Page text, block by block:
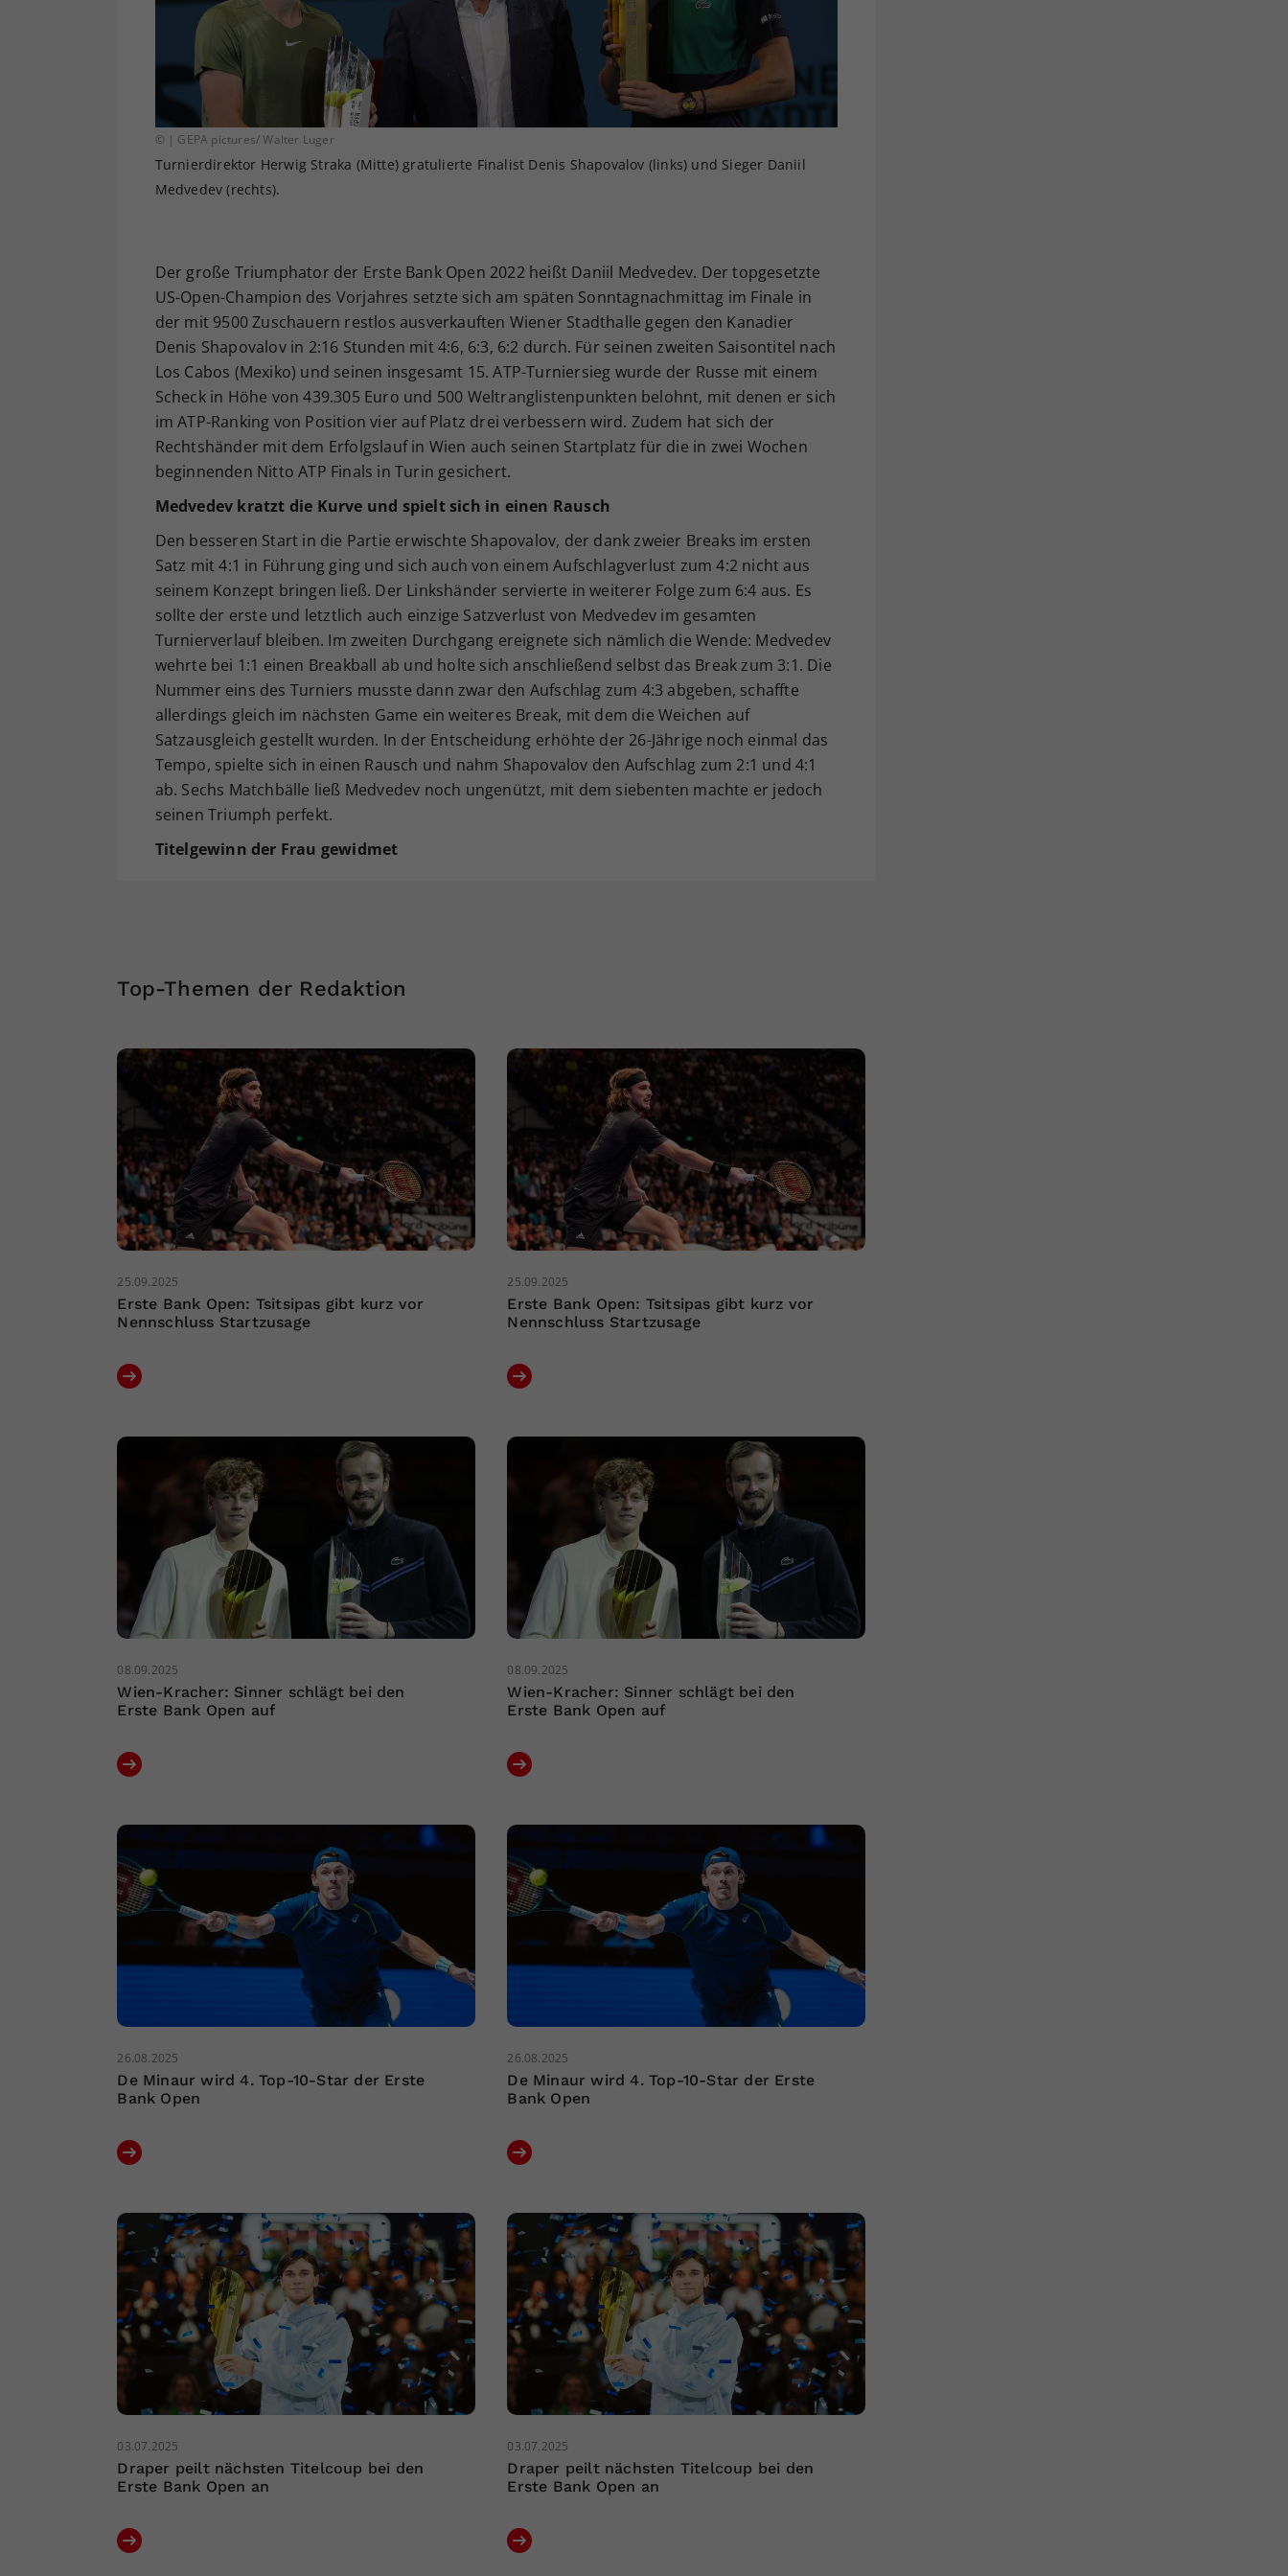
© | GEPA pictures/ Walter Luger
Turnierdirektor Herwig Straka (Mitte) gratulierte Finalist Denis Shapovalov (links) und Sieger Daniil
Medvedev (rechts).
Der große Triumphator der Erste Bank Open 2022 heißt Daniil Medvedev. Der topgesetzte
US-Open-Champion des Vorjahres setzte sich am späten Sonntagnachmittag im Finale in
der mit 9500 Zuschauern restlos ausverkauften Wiener Stadthalle gegen den Kanadier
Denis Shapovalov in 2:16 Stunden mit 4:6, 6:3, 6:2 durch. Für seinen zweiten Saisontitel nach
Los Cabos (Mexiko) und seinen insgesamt 15. ATP-Turniersieg wurde der Russe mit einem
Scheck in Höhe von 439.305 Euro und 500 Weltranglistenpunkten belohnt, mit denen er sich
im ATP-Ranking von Position vier auf Platz drei verbessern wird. Zudem hat sich der
Rechtshänder mit dem Erfolgslauf in Wien auch seinen Startplatz für die in zwei Wochen
beginnenden Nitto ATP Finals in Turin gesichert.
Medvedev kratzt die Kurve und spielt sich in einen Rausch
Den besseren Start in die Partie erwischte Shapovalov, der dank zweier Breaks im ersten
Satz mit 4:1 in Führung ging und sich auch von einem Aufschlagverlust zum 4:2 nicht aus
seinem Konzept bringen ließ. Der Linkshänder servierte in weiterer Folge zum 6:4 aus. Es
sollte der erste und letztlich auch einzige Satzverlust von Medvedev im gesamten
Turnierverlauf bleiben. Im zweiten Durchgang ereignete sich nämlich die Wende: Medvedev
wehrte bei 1:1 einen Breakball ab und holte sich anschließend selbst das Break zum 3:1. Die
Nummer eins des Turniers musste dann zwar den Aufschlag zum 4:3 abgeben, schaffte
allerdings gleich im nächsten Game ein weiteres Break, mit dem die Weichen auf
Satzausgleich gestellt wurden. In der Entscheidung erhöhte der 26-Jährige noch einmal das
Tempo, spielte sich in einen Rausch und nahm Shapovalov den Aufschlag zum 2:1 und 4:1
ab. Sechs Matchbälle ließ Medvedev noch ungenützt, mit dem siebenten machte er jedoch
seinen Triumph perfekt.
Titelgewinn der Frau gewidmet
Top-Themen der Redaktion
25.09.2025
Erste Bank Open: Tsitsipas gibt kurz vor
Nennschluss Startzusage
25.09.2025
Erste Bank Open: Tsitsipas gibt kurz vor
Nennschluss Startzusage
08.09.2025
Wien-Kracher: Sinner schlägt bei den
Erste Bank Open auf
08.09.2025
Wien-Kracher: Sinner schlägt bei den
Erste Bank Open auf
26.08.2025
De Minaur wird 4. Top-10-Star der Erste
Bank Open
26.08.2025
De Minaur wird 4. Top-10-Star der Erste
Bank Open
03.07.2025
Draper peilt nächsten Titelcoup bei den
Erste Bank Open an
03.07.2025
Draper peilt nächsten Titelcoup bei den
Erste Bank Open an
Ihrer vorgenommen Einstellungen, falls der
Webseiten-Betreiber dies eingestellt hat.